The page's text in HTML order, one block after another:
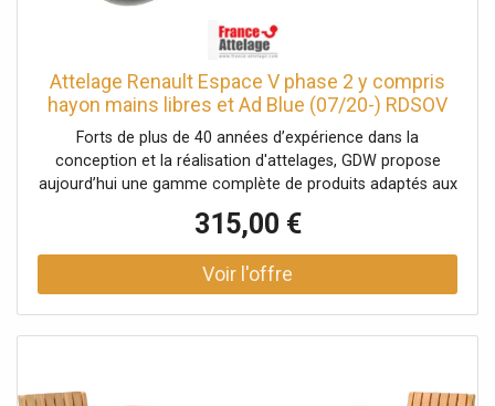
Attelage Renault Espace V phase 2 y compris
hayon mains libres et Ad Blue (07/20-) RDSOV
Forts de plus de 40 années d’expérience dans la
conception et la réalisation d'attelages, GDW propose
aujourd’hui une gamme complète de produits adaptés aux
plus compétitifs. Facile à monter grâce à la notice de
montage fournie (partie mécanique).
315,00 €